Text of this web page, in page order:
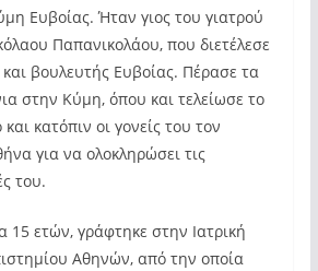
Ευβοίας. Ήταν γιος του γιατρού
Παπανικολάου, που διετέλεσε
βουλευτής Ευβοίας. Πέρασε τα
στην Κύμη, όπου και τελείωσε το
κατόπιν οι γονείς του τον
για να ολοκληρώσει τις
του.
15 ετών, γράφτηκε στην Ιατρική
Αθηνών, από την οποία